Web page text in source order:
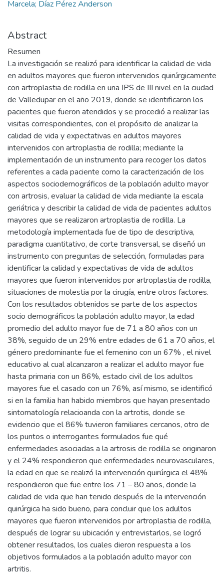
Marcela; Díaz Pérez Anderson
Abstract
Resumen
La investigación se realizó para identificar la calidad de vida
en adultos mayores que fueron intervenidos quirúrgicamente
con artroplastia de rodilla en una IPS de III nivel en la ciudad
de Valledupar en el año 2019, donde se identificaron los
pacientes que fueron atendidos y se procedió a realizar las
visitas correspondientes, con el propósito de analizar la
calidad de vida y expectativas en adultos mayores
intervenidos con artroplastia de rodilla; mediante la
implementación de un instrumento para recoger los datos
referentes a cada paciente como la caracterización de los
aspectos sociodemográficos de la población adulto mayor
con artrosis, evaluar la calidad de vida mediante la escala
geriátrica y describir la calidad de vida de pacientes adultos
mayores que se realizaron artroplastia de rodilla. La
metodología implementada fue de tipo de descriptiva,
paradigma cuantitativo, de corte transversal, se diseñó un
instrumento con preguntas de selección, formuladas para
identificar la calidad y expectativas de vida de adultos
mayores que fueron intervenidos por artroplastia de rodilla,
situaciones de molestia por la cirugía, entre otros factores.
Con los resultados obtenidos se parte de los aspectos
socio demográficos la población adulto mayor, la edad
promedio del adulto mayor fue de 71 a 80 años con un
38%, seguido de un 29% entre edades de 61 a 70 años, el
género predominante fue el femenino con un 67% , el nivel
educativo al cual alcanzaron a realizar el adulto mayor fue
hasta primaria con un 86%, estado civil de los adultos
mayores fue el casado con un 76%, así mismo, se identificó
si en la familia han habido miembros que hayan presentado
sintomatología relacioanda con la artrotis, donde se
evidencio que el 86% tuvieron familiares cercanos, otro de
los puntos o interrogantes formulados fue qué
enfermedades asociadas a la artrosis de rodilla se originaron
y el 24% respondieron que enfermedades neurovasculares,
la edad en que se realizó la intervención quirúrgica el 48%
respondieron que fue entre los 71 – 80 años, donde la
calidad de vida que han tenido después de la intervención
quirúrgica ha sido bueno, para concluir que los adultos
mayores que fueron intervenidos por artroplastia de rodilla,
después de lograr su ubicación y entrevistarlos, se logró
obtener resultados, los cuales dieron respuesta a los
objetivos formulados a la población adulto mayor con
artritis.